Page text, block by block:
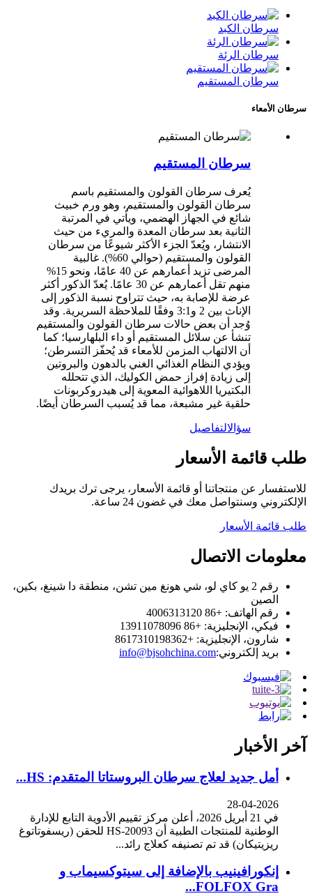
سرطان الكبد
سرطان الرئة
سرطان المستقيم
سرطان الأمعاء
سرطان المستقيم
يُعرف سرطان القولون والمستقيم باسم
سرطان القولون والمستقيم، وهو ورم خبيث
شائع في الجهاز الهضمي، ويأتي في المرتبة
الثانية بعد سرطان المعدة والمريء من حيث
الانتشار، ويُعدّ الجزء الأكثر شيوعًا من سرطان
القولون والمستقيم (حوالي 60%). غالبية
المرضى تزيد أعمارهم عن 40 عامًا، ونحو 15%
منهم تقل أعمارهم عن 30 عامًا. يُعدّ الذكور أكثر
عرضة للإصابة به، حيث تتراوح نسبة الذكور إلى
الإناث بين 2 و3:1 وفقًا للملاحظة السريرية. وقد
وُجد أن بعض حالات سرطان القولون والمستقيم
تنشأ عن سلائل المستقيم أو داء البلهارسيا؛ كما
أن الالتهاب المزمن للأمعاء قد يُحفّز التسرطن؛
ويؤدي النظام الغذائي الغني بالدهون والبروتين
إلى زيادة إفراز حمض الكوليك، الذي تتحلله
البكتيريا اللاهوائية المعوية إلى هيدروكربونات
حلقية غير مشبعة، مما قد يُسبب السرطان أيضًا.
سؤالالتفاصيل
طلب قائمة الأسعار
للاستفسار عن منتجاتنا أو قائمة الأسعار، يرجى ترك بريدك
الإلكتروني وسنتواصل معك في غضون 24 ساعة.
طلب قائمة الأسعار
معلومات الاتصال
رقم 2 يو كاي لو، شي هونغ مين تشن، منطقة دا شينغ، بكين،
الصين
رقم الهاتف: +86 4006313120
فيكي، الإنجليزية: +86 13911078096
شارون، الإنجليزية: +8617310198362
بريد إلكتروني:info@bjsohchina.com
آخر الأخبار
أمل جديد لعلاج سرطان البروستاتا المتقدم: HS...
28-04-2026
في 21 أبريل 2026، أعلن مركز تقييم الأدوية التابع للإدارة
الوطنية للمنتجات الطبية أن HS-20093 للحقن (ريسفوتاتوغ
ريزيتيكان) قد تم تصنيفه كعلاج رائد...
إنكورافينيب بالإضافة إلى سيتوكسيماب و
FOLFOX Gra...